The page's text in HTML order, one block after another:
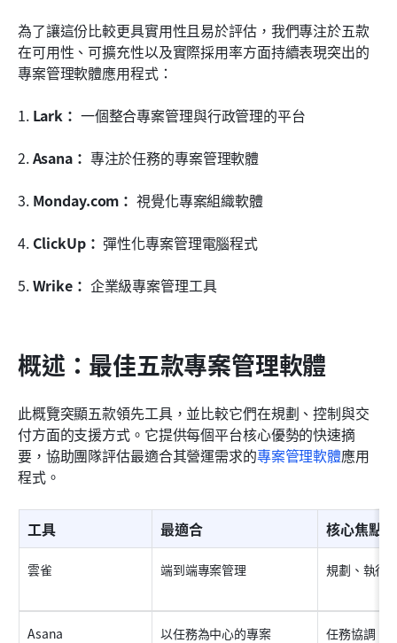
為了讓這份比較更具實用性且易於評估，我們專注於五款
在可用性、可擴充性以及實際採用率方面持續表現突出的
專案管理軟體應用程式：
1. Lark： 一個整合專案管理與行政管理的平台
2. Asana： 專注於任務的專案管理軟體
3. Monday.com： 視覺化專案組織軟體
4. ClickUp： 彈性化專案管理電腦程式
5. Wrike： 企業級專案管理工具
概述：最佳五款專案管理軟體
此概覽突顯五款領先工具，並比較它們在規劃、控制與交
付方面的支援方式。它提供每個平台核心優勢的快速摘
要，協助團隊評估最適合其營運需求的專案管理軟體應用
程式。
工具 最適合 核心焦點
雲雀 端到端專案管理 規劃、執行
Asana 以任務為中心的專案 任務協調